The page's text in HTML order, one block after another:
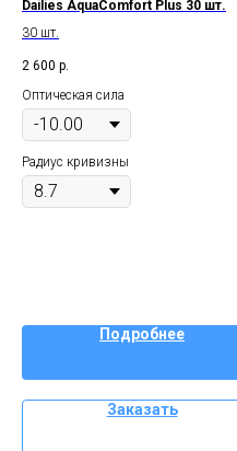
Dailies AquaComfort Plus 30 шт.
30 шт.
2 600 р.
Оптическая сила
Радиус кривизны
Подробнее
Заказать